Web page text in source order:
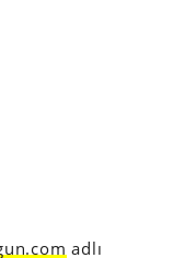
adlı